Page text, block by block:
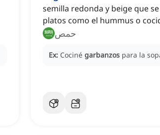
semilla redonda y beige que
platos como el hummus o
حمص
Ex: Cociné garbanzos para la